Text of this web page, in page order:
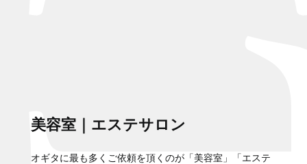
美容室｜エステサロン
オギタに最も多くご依頼を頂くのが「美容室」「エステ